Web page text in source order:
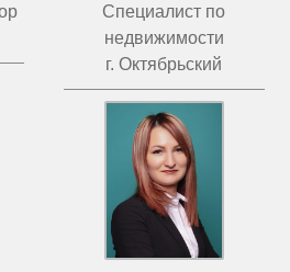
Специалист по
недвижимости
г. Октябрьский